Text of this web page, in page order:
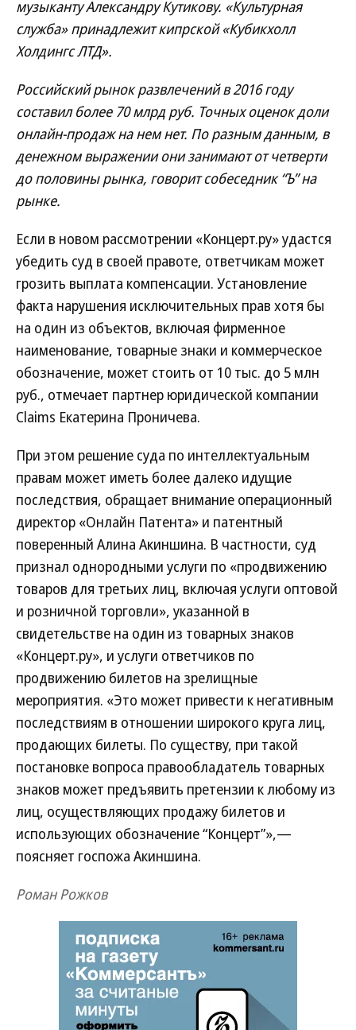
музыканту Александру Кутикову. «Культурная
служба» принадлежит кипрской «Кубикхолл
Холдингс ЛТД».
Российский рынок развлечений в 2016 году
составил более 70 млрд руб. Точных оценок доли
онлайн-продаж на нем нет. По разным данным, в
денежном выражении они занимают от четверти
до половины рынка, говорит собеседник “Ъ” на
рынке.
Если в новом рассмотрении «Концерт.ру» удастся
убедить суд в своей правоте, ответчикам может
грозить выплата компенсации. Установление
факта нарушения исключительных прав хотя бы
на один из объектов, включая фирменное
наименование, товарные знаки и коммерческое
обозначение, может стоить от 10 тыс. до 5 млн
руб., отмечает партнер юридической компании
Claims Екатерина Проничева.
При этом решение суда по интеллектуальным
правам может иметь более далеко идущие
последствия, обращает внимание операционный
директор «Онлайн Патента» и патентный
поверенный Алина Акиншина. В частности, суд
признал однородными услуги по «продвижению
товаров для третьих лиц, включая услуги оптовой
и розничной торговли», указанной в
свидетельстве на один из товарных знаков
«Концерт.ру», и услуги ответчиков по
продвижению билетов на зрелищные
мероприятия. «Это может привести к негативным
последствиям в отношении широкого круга лиц,
продающих билеты. По существу, при такой
постановке вопроса правообладатель товарных
знаков может предъявить претензии к любому из
лиц, осуществляющих продажу билетов и
использующих обозначение “Концерт”»,—
поясняет госпожа Акиншина.
Роман Рожков